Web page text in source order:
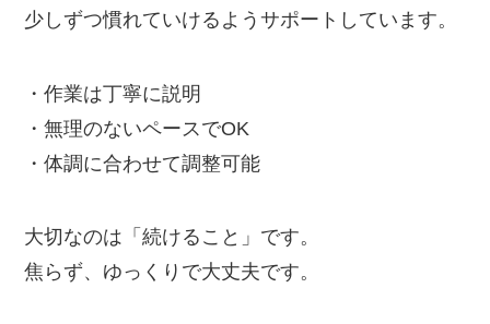
少しずつ慣れていけるようサポートしています。
・作業は丁寧に説明
・無理のないペースでOK
・体調に合わせて調整可能
大切なのは「続けること」です。
焦らず、ゆっくりで大丈夫です。